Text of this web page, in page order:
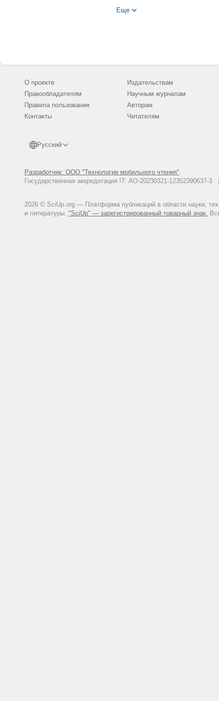
компоненты функциональной
Еще
О проекте
Правообладателям
Правила пользования
Контакты
Русский
Разработчик: ООО "Технологии мобильного чтения"
Государственная аккредитация IT: АО-20230321-
2026 © SciUp.org — Платформа публикаций в области науки,
и литературы. "SciUp" — зарегистрированный товарный знак.
Издательствам
Научным журналам
Авторам
Читателям